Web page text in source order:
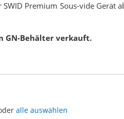
Premium Sous-vide
GN-Behälter verkauft.
alle auswählen